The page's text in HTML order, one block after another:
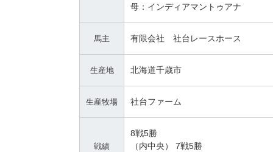
母：インディアマントゥアナ
馬主 有限会社 社台レースホース
生産地 北海道千歳市
生産牧場 社台ファーム
戦績
8戦5勝
（内中央） 7戦5勝